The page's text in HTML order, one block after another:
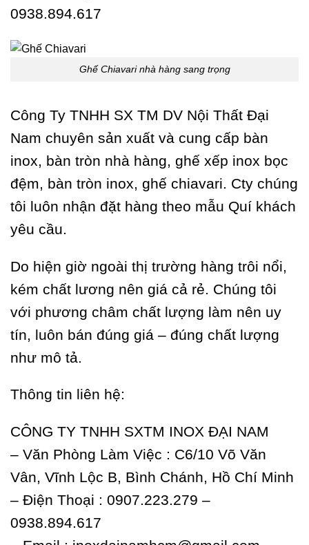
0938.894.617
Ghế Chiavari nhà hàng sang trọng
Công Ty TNHH SX TM DV Nội Thất Đại
Nam chuyên sản xuất và cung cấp bàn
inox, bàn tròn nhà hàng, ghế xếp inox bọc
đệm, bàn tròn inox, ghế chiavari. Cty chúng
tôi luôn nhận đặt hàng theo mẫu Quí khách
yêu cầu.
Do hiện giờ ngoài thị trường hàng trôi nổi,
kém chất lương nên giá cả rẻ. Chúng tôi
với phương châm chất lượng làm nên uy
tín, luôn bán đúng giá – đúng chất lượng
như mô tả.
Thông tin liên hệ:
CÔNG TY TNHH SXTM INOX ĐẠI NAM
– Văn Phòng Làm Việc : C6/10 Võ Văn
Vân, Vĩnh Lộc B, Bình Chánh, Hồ Chí Minh
– Ðiện Thoại : 0907.223.279 –
0938.894.617